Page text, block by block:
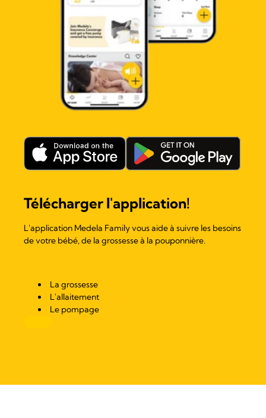
Télécharger l'application!
L'application Medela Family vous aide à suivre les besoins
de votre bébé, de la grossesse à la pouponnière.
La grossesse
L'allaitement
Le pompage